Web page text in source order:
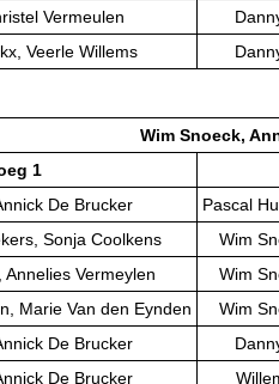
Vermeulen
Veerle Willems
Wim Snoeck,
1
De Brucker
Pascal
Sonja Coolkens
Wim
Vermeylen
Wim
Marie Van den Eynden
Wim
De Brucker
De Brucker